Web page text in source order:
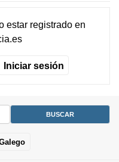
estar registradoen
Iniciar sesión